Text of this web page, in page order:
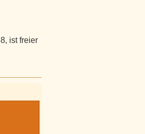
ist freier